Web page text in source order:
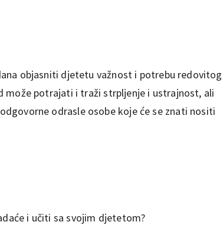
objasniti djetetu važnost i potrebu redovitog
može potrajati i traži strpljenje i ustrajnost, ali
odrasle osobe koje će se znati nositi
i učiti sa svojim djetetom?